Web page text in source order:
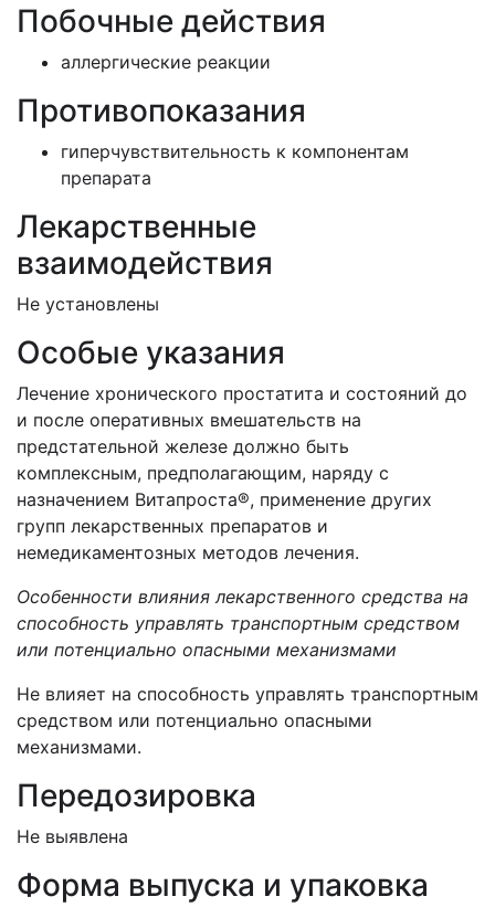
Побочные действия
аллергические реакции
Противопоказания
гиперчувствительность к компонентам
препарата
Лекарственные
взаимодействия
Не установлены
Особые указания
Лечение хронического простатита и состояний до
и после оперативных вмешательств на
предстательной железе должно быть
комплексным, предполагающим, наряду с
назначением Витапроста®, применение других
групп лекарственных препаратов и
немедикаментозных методов лечения.
Особенности влияния лекарственного средства на
способность управлять транспортным средством
или потенциально опасными механизмами
Не влияет на способность управлять транспортным
средством или потенциально опасными
механизмами.
Передозировка
Не выявлена
Форма выпуска и упаковка